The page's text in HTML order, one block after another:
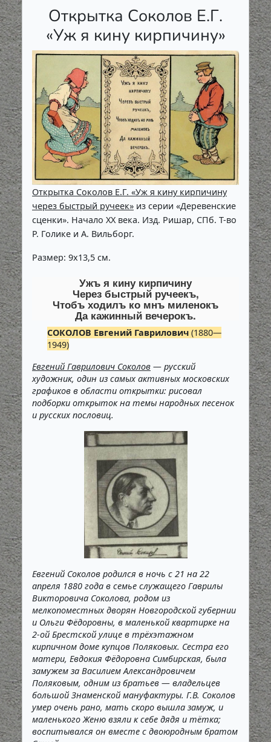
Открытка Соколов Е.Г.
«Уж я кину кирпичину»
Открытка Соколов Е.Г. «Уж я кину кирпичину
через быстрый ручеек» из серии «Деревенские
сценки». Начало XX века. Изд. Ришар, СПб. Т-во
Р. Голике и А. Вильборг.
Размер: 9х13,5 см.
Ужъ я кину кирпичину
Через быстрый ручеекъ,
Чтобъ ходилъ ко мнъ миленокъ
Да кажинный вечерокъ.
СОКОЛОВ Евгений Гаврилович (1880—
1949)
Евгений Гаврилович Соколов — русский
художник, один из самых активных московских
графиков в области открытки: рисовал
подборки открыток на темы народных песенок
и русских пословиц.
Евгений Соколов родился в ночь с 21 на 22
апреля 1880 года в семье служащего Гаврилы
Викторовича Соколова, родом из
мелкопоместных дворян Новгородской губернии
и Ольги Фёдоровны, в маленькой квартирке на
2-ой Брестской улице в трёхэтажном
кирпичном доме купцов Поляковых. Сестра его
матери, Евдокия Фёдоровна Симбирская, была
замужем за Василием Александровичем
Поляковым, одним из братьев — владельцев
большой Знаменской мануфактуры. Г.В. Соколов
умер очень рано, мать скоро вышла замуж, и
маленького Женю взяли к себе дядя и тётка;
воспитывался он вместе с двоюродным братом